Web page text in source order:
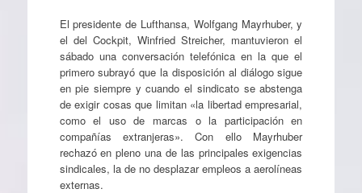
El presidente de Lufthansa, Wolfgang Mayrhuber, y
el del Cockpit, Winfried Streicher, mantuvieron el
sábado una conversación telefónica en la que el
primero subrayó que la disposición al diálogo sigue
en pie siempre y cuando el sindicato se abstenga
de exigir cosas que limitan «la libertad empresarial,
como el uso de marcas o la participación en
compañías extranjeras». Con ello Mayrhuber
rechazó en pleno una de las principales exigencias
sindicales, la de no desplazar empleos a aerolíneas
externas.